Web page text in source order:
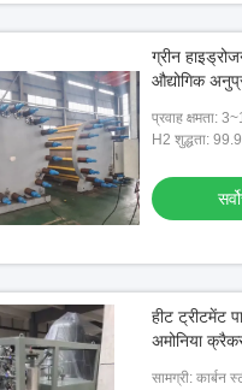
ग्रीन
औद्योगिक
प्रवाह क्षमता:
H2 शुद्धता:
हीट ट्रीटमेंट
अमोनिया
सामग्री: कार्बन